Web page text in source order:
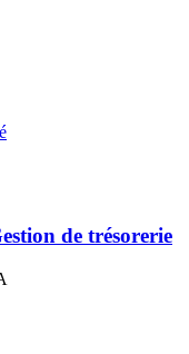
de trésorerie